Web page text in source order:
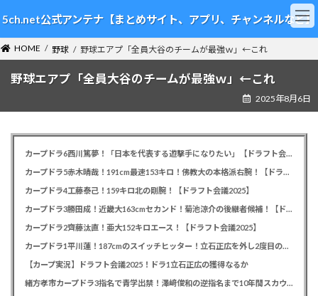
ン
テ
ン
ツ
ビ
ゲ
ー
シ
5ch.net公式アンテナ【まとめサイト、アプリ、チャンネルなど】
HOME 野球 野球エアプ「全員大谷のチームが最強ｗ」←これ
野球エアプ「全員大谷のチームが最強ｗ」←これ
2025年8月6日
カープドラ6西川篤夢！「日本を代表する遊撃手になりたい」【ドラフト会議2025】
カープドラ5赤木晴哉！191cm最速153キロ！佛教大の本格派右腕！【ドラフト会議2025】
カープドラ4工藤泰己！159キロ北の剛腕！【ドラフト会議2025】
カープドラ3勝田成！近畿大163cmセカンド！菊池涼介の後継者候補！【ドラフト会議2025】
カープドラ2齊藤汰直！亜大152キロエース！【ドラフト会議2025】
カープドラ1平川蓮！187cmのスイッチヒッター！立石正広を外し2度目の重複も新井監督がクジを引き当てる！【ドラフト会議2025】
【カープ実況】ドラフト会議2025！ドラ1立石正広の獲得なるか
緒方孝市カープドラ3指名で青学出禁！澤﨑俊和の逆指名まで10年間スカウト出禁